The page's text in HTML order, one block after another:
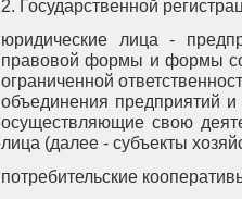
2. Государственной
юридические лица -
правовой формы и формы
ограниченной
объединения предприятий
осуществляющие свою
лица (далее - субъекты
потребительские